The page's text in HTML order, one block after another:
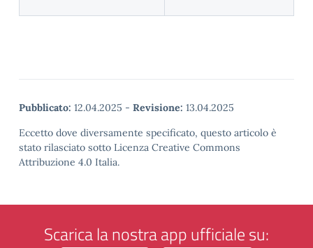
Pubblicato: 12.04.2025 - Revisione: 13.04.2025
Eccetto dove diversamente specificato, questo articolo è
stato rilasciato sotto Licenza Creative Commons
Attribuzione 4.0 Italia.
Scarica la nostra app ufficiale su: